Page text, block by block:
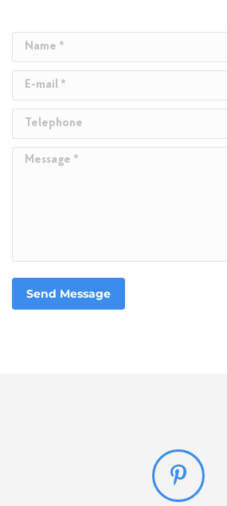
Name *
E-mail *
Telephone
Message *
Send Message